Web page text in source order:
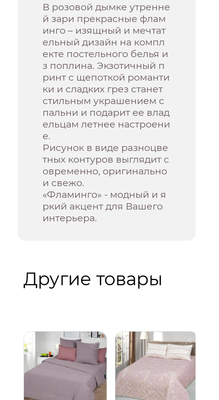
В розовой дымке утренне
й зари прекрасные флам
инго – изящный и мечтат
ельный дизайн на компл
екте постельного белья и
з поплина. Экзотичный п
ринт с щепоткой романти
ки и сладких грез станет
стильным украшением с
пальни и подарит ее влад
ельцам летнее настроени
е.
Рисунок в виде разноцве
тных контуров выглядит с
овременно, оригинально
и свежо.
«Фламинго» - модный и я
ркий акцент для Вашего
интерьера.
Другие товары